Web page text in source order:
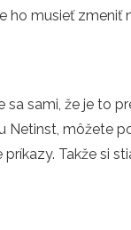
ho musieť zmeniť
sami, že je to
Netinst, môžete
Takže si